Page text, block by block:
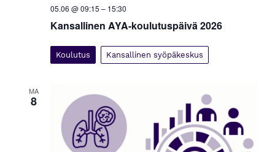
05.06 @ 09:15 – 15:30
Kansallinen AYA-koulutuspäivä 2026
Koulutus Kansallinen syöpäkeskus
MA
8